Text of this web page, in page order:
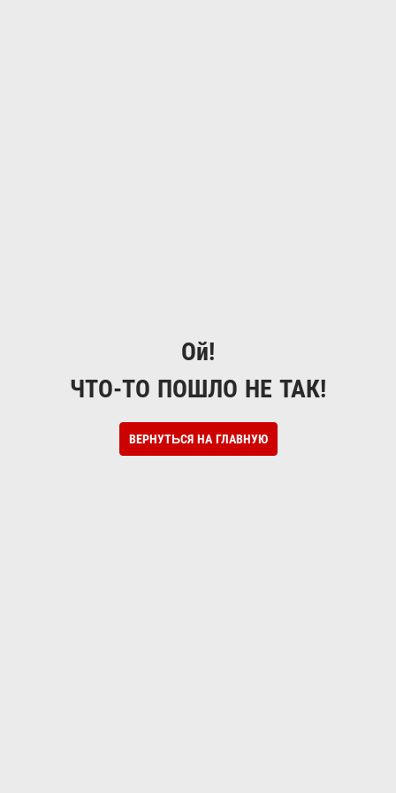
Ой!
ЧТО-ТО ПОШЛО НЕ ТАК!
ВЕРНУТЬСЯ НА ГЛАВНУЮ